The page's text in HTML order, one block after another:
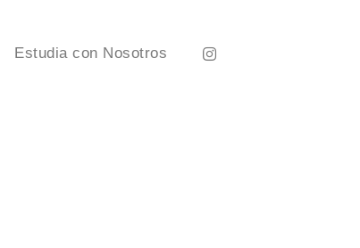
Estudia con Nosotros